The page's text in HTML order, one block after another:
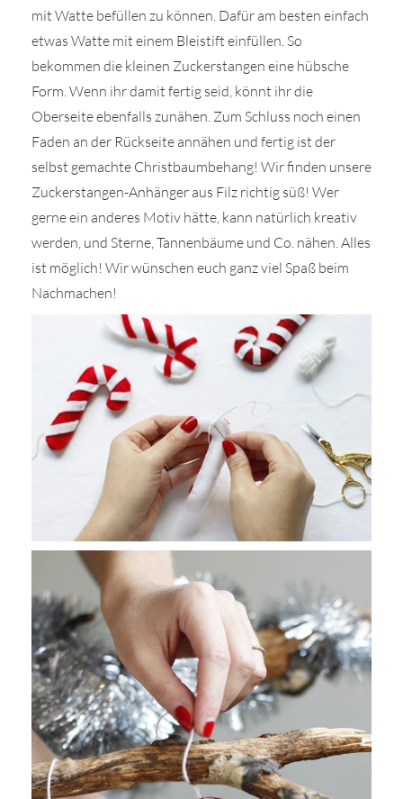
mit Watte befüllen zu können. Dafür am besten einfach
etwas Watte mit einem Bleistift einfüllen. So
bekommen die kleinen Zuckerstangen eine hübsche
Form. Wenn ihr damit fertig seid, könnt ihr die
Oberseite ebenfalls zunähen. Zum Schluss noch einen
Faden an der Rückseite annähen und fertig ist der
selbst gemachte Christbaumbehang! Wir finden unsere
Zuckerstangen-Anhänger aus Filz richtig süß! Wer
gerne ein anderes Motiv hätte, kann natürlich kreativ
werden, und Sterne, Tannenbäume und Co. nähen. Alles
ist möglich! Wir wünschen euch ganz viel Spaß beim
Nachmachen!